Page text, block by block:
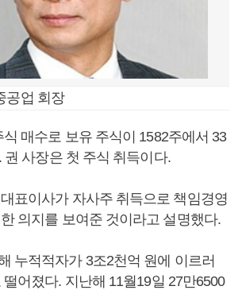
공업 회장
매수로 보유 주식이 1582주에서 33
권 사장은 첫 주식 취득이다.
표이사가 자사주 취득으로 책임경영
의지를 보여준 것이라고 설명했다.
누적적자가 3조2천억 원에 이르러
어졌다. 지난해 11월19일 27만6500